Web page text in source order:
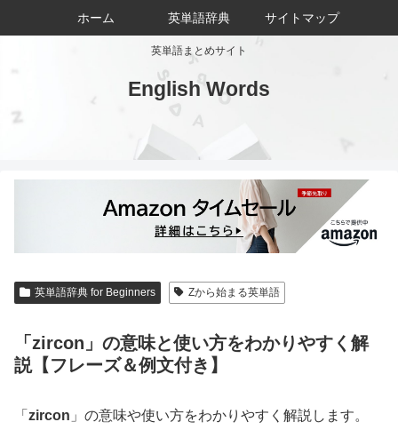
英単語まとめサイト
English Words
ホーム 英単語辞典 サイトマップ
英単語辞典 for Beginners Zから始まる英単語
「zircon」の意味と使い方をわかりやすく解
説【フレーズ＆例文付き】
「 zircon 」の意味や使い方をわかりやすく解説します。